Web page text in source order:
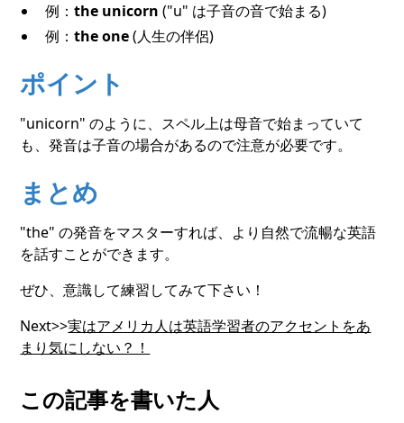
例：the unicorn ("u" は子音の音で始まる)
例：the one(人生の伴侶)
ポイント
"unicorn" のように、スペル上は母音で始まっていて
も、発音は子音の場合があるので注意が必要です。
まとめ
"the" の発音をマスターすれば、より自然で流暢な英語
を話すことができます。
ぜひ、意識して練習してみて下さい！
Next>>実はアメリカ人は英語学習者のアクセントをあ
まり気にしない？！
この記事を書いた人